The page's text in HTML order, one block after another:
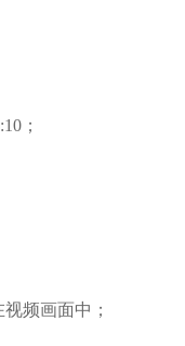
；
频画面中；